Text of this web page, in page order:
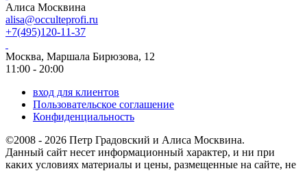
Алиса Москвина
alisa@occulteprofi.ru
+7(495)120-11-37
Москва, Маршала Бирюзова, 12
11:00 - 20:00
вход для клиентов
Пользовательское соглашение
Конфиденциальность
©2008 - 2026 Петр Градовский и Алиса Москвина.
Данный сайт несет информационный характер, и ни при
каких условиях материалы и цены, размещенные на сайте, не